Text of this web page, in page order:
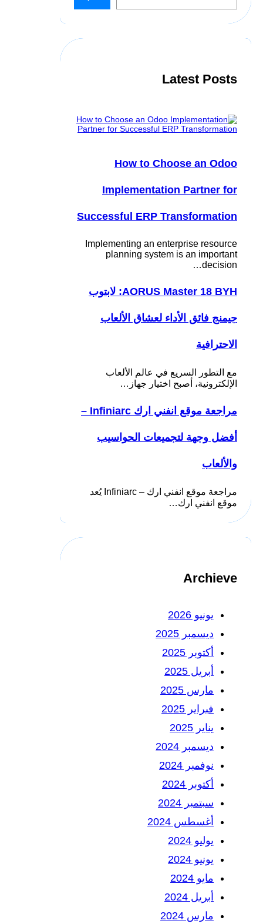
c
Latest Posts
How to Choose an Odoo
Implementation Partner for
Successful ERP Transformation
Implementing an enterprise resource
planning system is an important
decision…
AORUS Master 18 BYH: لابتوب
جيمنج فائق الأداء لعشاق الألعاب
الاحترافية
مع التطور السريع في عالم الألعاب
الإلكترونية، أصبح اختيار جهاز…
مراجعة موقع انفني ارك Infiniarc –
أفضل وجهة لتجميعات الحواسيب
والألعاب
مراجعة موقع انفني ارك – Infiniarc يُعد
موقع انفني ارك…
Archieve
يونيو 2026
ديسمبر 2025
أكتوبر 2025
أبريل 2025
مارس 2025
فبراير 2025
يناير 2025
ديسمبر 2024
نوفمبر 2024
أكتوبر 2024
سبتمبر 2024
أغسطس 2024
يوليو 2024
يونيو 2024
مايو 2024
أبريل 2024
مارس 2024